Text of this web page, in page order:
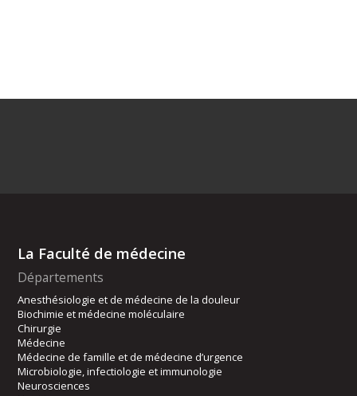
La Faculté de médecine
Départements
Anesthésiologie et de médecine de la douleur
Biochimie et médecine moléculaire
Chirurgie
Médecine
Médecine de famille et de médecine d’urgence
Microbiologie, infectiologie et immunologie
Neurosciences